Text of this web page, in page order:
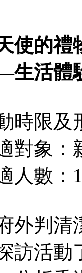
使的禮
活體
時限及
對象：
人數：
外判清
訪活動